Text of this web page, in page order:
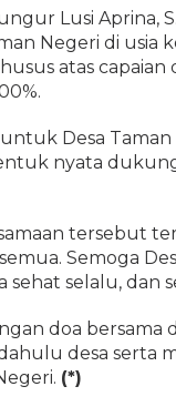
Lusi Aprina,
Negeri di usia
atas capaian
Desa
nyata
tersebut
Semoga
sehat selalu, dan
doa bersama
desa serta
(*)